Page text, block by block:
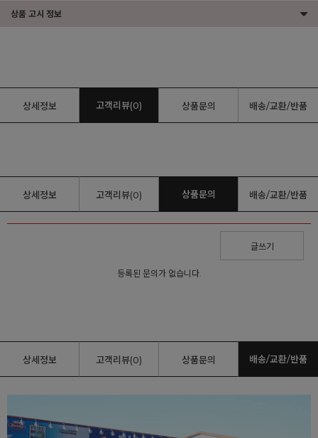
상품 고시 정보
상세정보 고객리뷰(0) 상품문의 배송/교환/반품
상세정보 고객리뷰(0) 상품문의 배송/교환/반품
글쓰기
등록된 문의가 없습니다.
상세정보 고객리뷰(0) 상품문의 배송/교환/반품